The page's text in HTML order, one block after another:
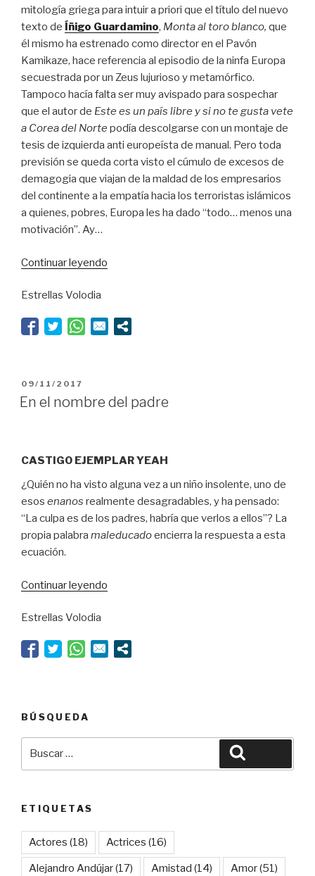
mitología griega para intuir a priori que el título del nuevo
texto de Íñigo Guardamino, Monta al toro blanco, que
él mismo ha estrenado como director en el Pavón
Kamikaze, hace referencia al episodio de la ninfa Europa
secuestrada por un Zeus lujurioso y metamórfico.
Tampoco hacía falta ser muy avispado para sospechar
que el autor de Este es un país libre y si no te gusta vete
a Corea del Norte podía descolgarse con un montaje de
tesis de izquierda anti europeísta de manual. Pero toda
previsión se queda corta visto el cúmulo de excesos de
demagogia que viajan de la maldad de los empresarios
del continente a la empatía hacia los terroristas islámicos
a quienes, pobres, Europa les ha dado “todo… menos una
motivación”. Ay…
Continuar leyendo
Estrellas Volodia
PUBLICADO
EL
09/11/2017
En el nombre del padre
CASTIGO EJEMPLAR YEAH
¿Quién no ha visto alguna vez a un niño insolente, uno de
esos enanos realmente desagradables, y ha pensado:
“La culpa es de los padres, habría que verlos a ellos”? La
propia palabra maleducadoencierra la respuesta a esta
ecuación.
Continuar leyendo
padre”
Estrellas Volodia
BÚSQUEDA
ETIQUETAS
Actores (18) Actrices (16)
Alejandro Andújar(17) Amistad (14) Amor(51)